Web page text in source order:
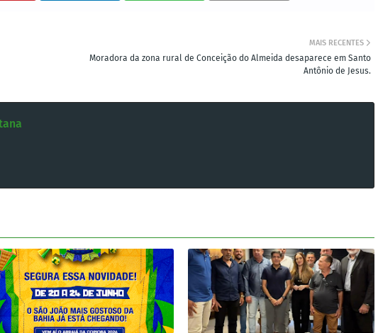
MAIS RECENTES
Moradora da zona rural de Conceição do Almeida desaparece em Santo
Antônio de Jesus.